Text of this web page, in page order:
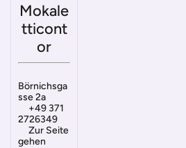
Mokale
tticont
or
Börnichsga
sse 2a
+49 371
2726349
Zur Seite
gehen